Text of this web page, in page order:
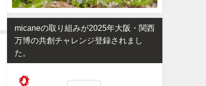
micaneの取り組みが2025年大阪・関西
万博の共創チャレンジ登録されまし
た。